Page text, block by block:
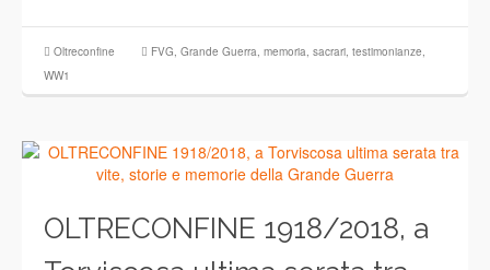
Oltreconfine FVG Grande Guerra memoria sacrari testimonianze
WW1
OLTRECONFINE 1918/2018, a